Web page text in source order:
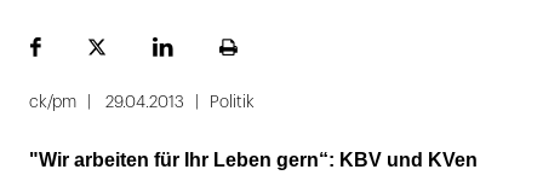
FacebookPlattformLinekdInSeite
ck/pm 29.04.2013 Politik
"Wir arbeiten für Ihr Leben gern“: KBV und KVen